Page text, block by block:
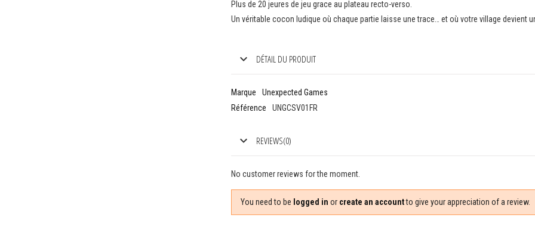
Plus de 20 jeures de jeu grace au plateau recto-verso.
Un véritable cocon ludique où chaque partie laisse une trace… et où votre village devient
DÉTAIL DU PRODUIT
Marque
Unexpected Games
Référence
UNGCSV01FR
REVIEWS(0)
No customer reviews for the moment.
You need to be logged in or create an accountto give your appreciation of a review.